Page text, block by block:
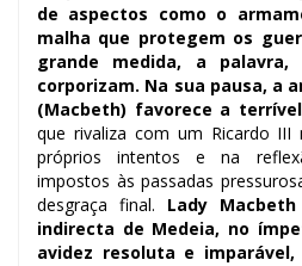
de aspectos como o
malha que protegem os
grande medida, a
corporizam. Na sua pausa, a
(Macbeth) favorece a
que rivaliza com um Ricardo III
próprios intentos e na
impostos às passadas
desgraça final. Lady
indirecta de Medeia, no
avidez resoluta e